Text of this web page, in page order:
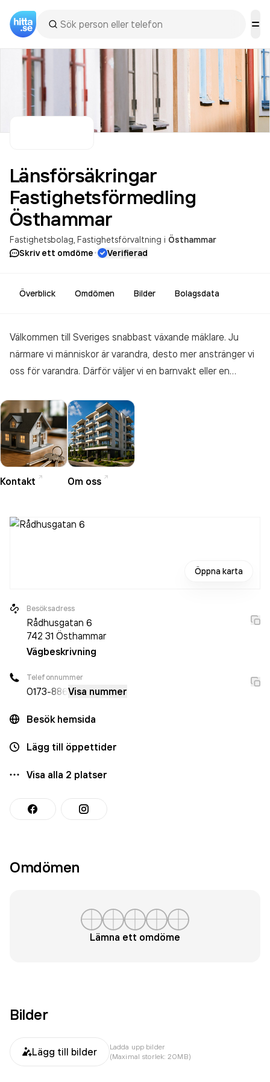
Länsförsäkringar
Fastighetsförmedling
Östhammar
Fastighetsbolag Fastighetsförvaltning i Östhammar
Skriv ett omdöme· Verifierad
Överblick Omdömen Bilder Bolagsdata
Välkommen till Sveriges snabbast växande mäklare. Ju
närmare vi människor är varandra, desto mer anstränger vi
oss för varandra. Därför väljer vi en barnvakt eller en
lite bättre jobb. Kanske är det förklaringen till varför
Länsförsäkringar växer snabbare än någon annan, att färre
och färre tror att en skräddarsydd kostym, stora ord och
en klädsam solbränna är löften om kvalitet. De litar på en
fastighetsmäklare som tillhör en organisation som ägs av
Kontakt Om oss
Öppna karta
Besöksadress
Rådhusgatan 6
742 31 Östhammar
Vägbeskrivning
Telefonnummer
0173-886Visa nummer
Besök hemsida
Lägg till öppettider
Visa alla 2 platser
Omdömen
Lämna ett omdöme
Bilder
Lägg till bilder
Ladda upp bilder
(Maximal storlek: 20MB)